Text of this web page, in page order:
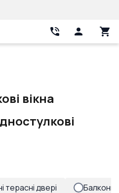
вікна
терасні двері Балконні